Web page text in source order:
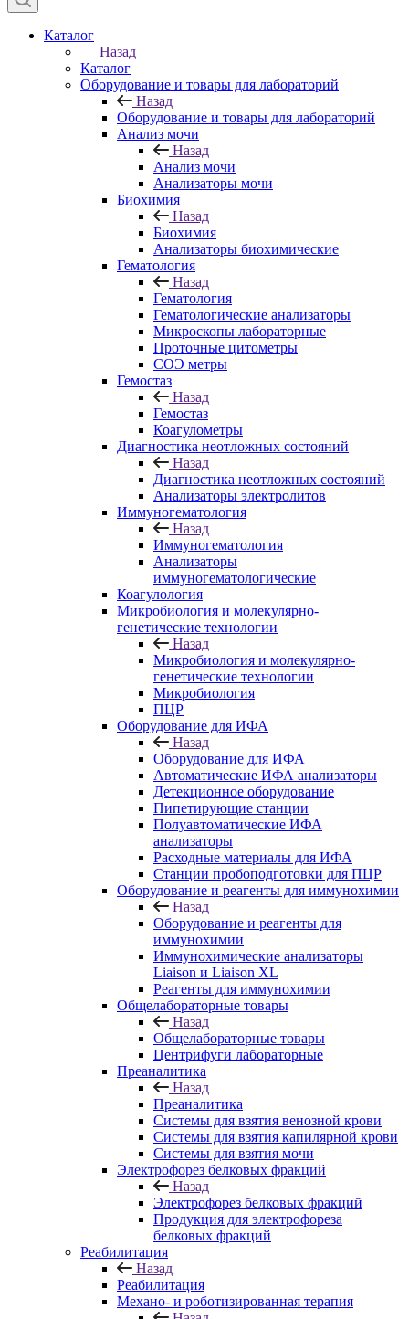
Каталог
Назад
Каталог
Оборудование и товары для лабораторий
Назад
Оборудование и товары для лабораторий
Анализ мочи
Назад
Анализ мочи
Анализаторы мочи
Биохимия
Назад
Биохимия
Анализаторы биохимические
Гематология
Назад
Гематология
Гематологические анализаторы
Микроскопы лабораторные
Проточные цитометры
СОЭ метры
Гемостаз
Назад
Гемостаз
Коагулометры
Диагностика неотложных состояний
Назад
Диагностика неотложных состояний
Анализаторы электролитов
Иммуногематология
Назад
Иммуногематология
Анализаторы
иммуногематологические
Коагулология
Микробиология и молекулярно-
генетические технологии
Назад
Микробиология и молекулярно-
генетические технологии
Микробиология
ПЦР
Оборудование для ИФА
Назад
Оборудование для ИФА
Автоматические ИФА анализаторы
Детекционное оборудование
Пипетирующие станции
Полуавтоматические ИФА
анализаторы
Расходные материалы для ИФА
Станции пробоподготовки для ПЦР
Оборудование и реагенты для иммунохимии
Назад
Оборудование и реагенты для
иммунохимии
Иммунохимические анализаторы
Liaison и Liaison XL
Реагенты для иммунохимии
Общелабораторные товары
Назад
Общелабораторные товары
Центрифуги лабораторные
Преаналитика
Назад
Преаналитика
Системы для взятия венозной крови
Системы для взятия капилярной крови
Системы для взятия мочи
Электрофорез белковых фракций
Назад
Электрофорез белковых фракций
Продукция для электрофореза
белковых фракций
Реабилитация
Назад
Реабилитация
Механо- и роботизированная терапия